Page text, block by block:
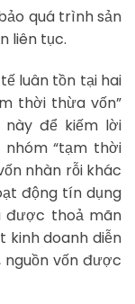
quá trình sản
liên tục.
luân tồn tại hai
thời thừa vốn”
để kiếm lời
“tạm thời
nhàn rỗi khác
động tín dụng
được thoả mãn
kinh doanh diễn
vốn được